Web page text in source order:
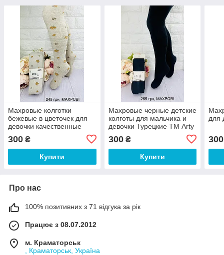
Махровые колготки
бежевые в цветочек для
девочки качественные
300 ₴
Купити
Махровые черные детские
колготы для мальчика и
девочки Турецкие ТМ Arty
300₴
Купити
для
300
Про нас
100% позитивних з 71 відгука за рік
Працює з 08.07.2012
м. Краматорськ
, Краматорськ, Україна